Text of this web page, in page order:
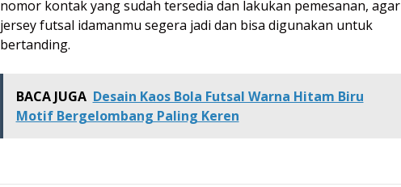
nomor kontak yang sudah tersedia dan lakukan pemesanan, agar
jersey futsal idamanmu segera jadi dan bisa digunakan untuk
bertanding.
BACA JUGA Desain Kaos Bola Futsal Warna Hitam Biru
Motif Bergelombang Paling Keren